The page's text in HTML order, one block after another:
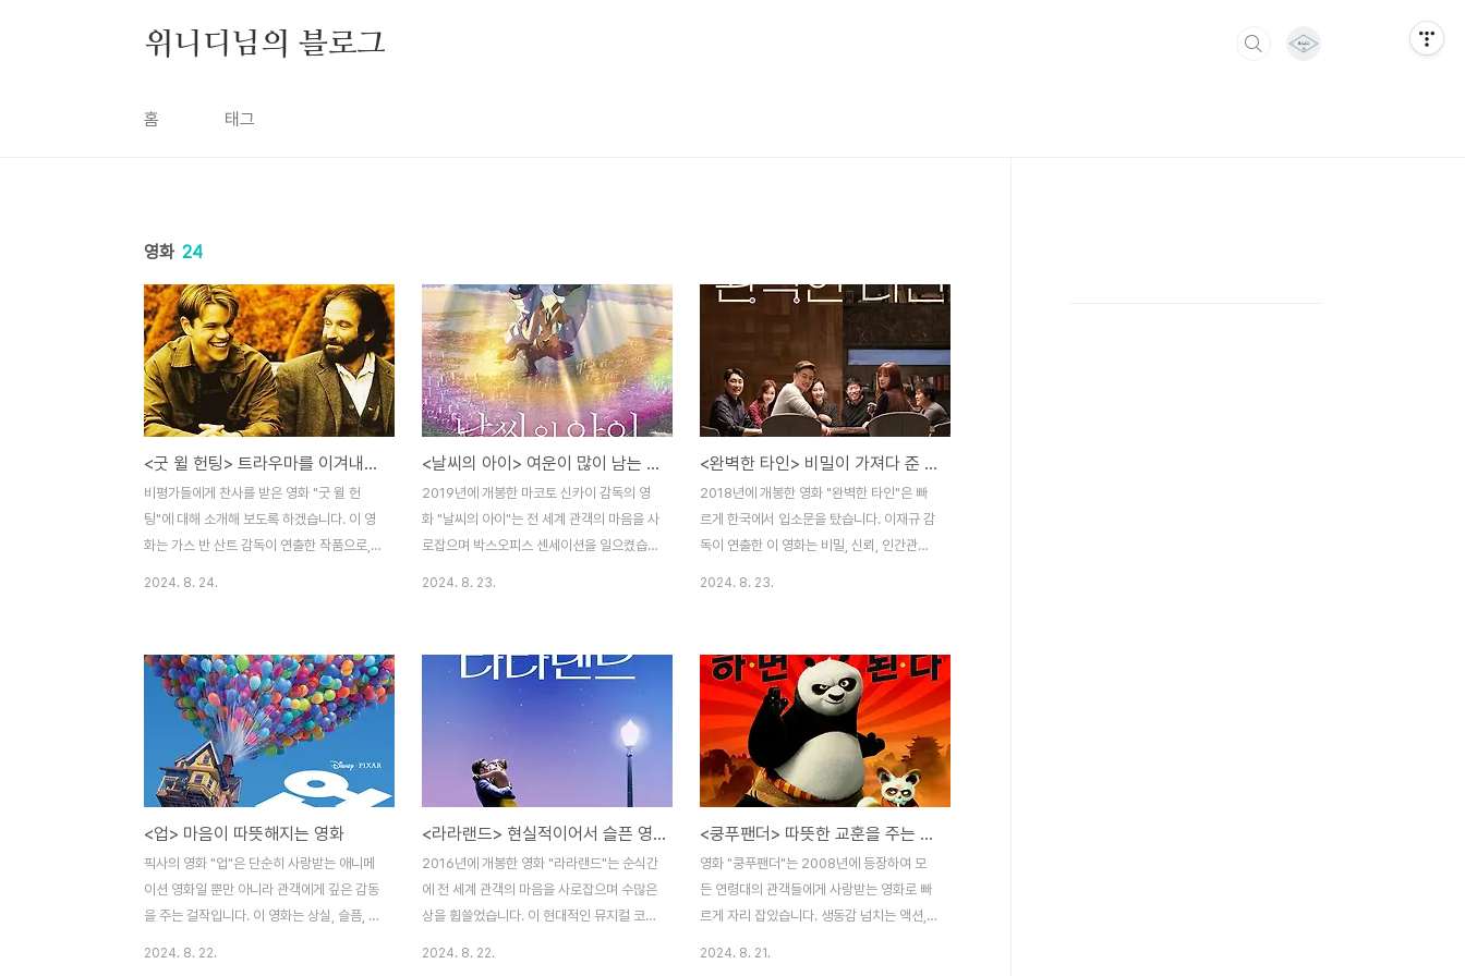
위니디님의 블로그
홈 태그
영화 24
<굿 윌 헌팅> 트라우마를 이겨내는 감동적인 이야기
비평가들에게 찬사를 받은 영화 "굿 윌 헌
팅"에 대해 소개해 보도록 하겠습니다. 이 영
화는 가스 반 산트 감독이 연출한 작품으로,
은이 '윌 헌팅'의 시선을 통해, 영화는 트라우
마, 방어기제, 그리고 치료의 힘을 다룹니다.
이번 글에서는 이러한 주제들을 탐구하며, 이
영화가 트라우마와 방어기제를 이해하는 데
어떻게 도움이 되는지를 알아보도록 하겠습
니다. 트라우마에 대한 영향영화의 주인공
'윌 헌팅'은 뛰어난 두뇌를 가졌지만, 깊은 상
처를 안고 있는 젊은 남성입니다. 그의 천재
성은 해결되지 않은 트라우마로 인해 가려져
있습니. 학대받은..
2024. 8. 24.
<날씨의 아이> 여운이 많이 남는 영화
2019년에 개봉한 마코토 신카이 감독의 영
화 "날씨의 아이"는 전 세계 관객의 마음을 사
로잡으며 박스오피스 센세이션을 일으켰습니
떻게 표현해서 관객이 몰입하게 만들었으며,
이러한 요소들이 박스오피스 성과에 어떻게
기여했는지를 살펴보겠습니다. 혼자라고 느
껴지는 누군가에게 주는 응원주인공 '호다
카'는 도쿄로 도망친 청소년으로, 거대한 도
시에서 생존하기 위해 고군분투합니다. 그의
고립감, 불안, 우울함은 많은 청소년들이 직
면한 도전을 반영하며, 이를 생생하게 전달합
니다. 호다카의 여정은 정신적으로 건강하지
못한 청소년이 어떻게 회복하는지..
2024. 8. 23.
<완벽한 타인> 비밀이 가져다 준 파국
2018년에 개봉한 영화 "완벽한 타인"은 빠
르게 한국에서 입소문을 탔습니다. 이재규 감
독이 연출한 이 영화는 비밀, 신뢰, 인간관계
들에게 깊은 인상을 남겼습니다. 이 영화는
인간 심리를 잘 다루었으며 등장인물들이 각
자 숨기고 있는 비밀들이 어떻게 관객의 몰입
도를 높이고 영화의 상업적 성공에 기여했는
지 분석해 보겠습니다. 드러난 비밀의 심리적
긴장감영화 "완벽한 타인"의 성공을 이끈 주
요 요소 중 하나는 비밀이 드러날 때 발생하
는 심리적 긴장감을 잘 나타낸 것입니다. 영
화는 저녁 식사 파티 중 모든 문자 메시지와
전화 통화를 공개하는 게..
2024. 8. 23.
<업> 마음이 따뜻해지는 영화
픽사의 영화 "업"은 단순히 사랑받는 애니메
이션 영화일 뿐만 아니라 관객에게 깊은 감동
을 주는 걸작입니다. 이 영화는 상실, 슬픔, 감
2024. 8. 22.
<라라랜드> 현실적이어서 슬픈 영화
2016년에 개봉한 영화 "라라랜드"는 순식간
에 전 세계 관객의 마음을 사로잡으며 수많은
상을 휩쓸었습니다. 이 현대적인 뮤지컬 코미
2024. 8. 22.
<쿵푸팬더> 따뜻한 교훈을 주는 액션 애니메이션
영화 "쿵푸팬더"는 2008년에 등장하여 모
든 연령대의 관객들에게 사랑받는 영화로 빠
르게 자리 잡았습니다. 생동감 넘치는 액션,
2024. 8. 21.